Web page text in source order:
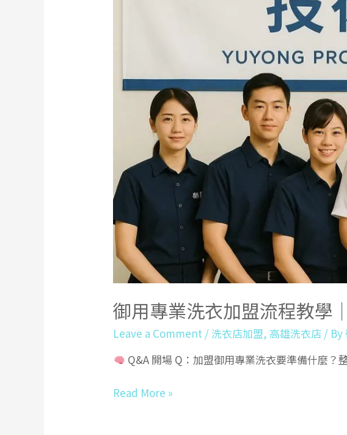
御用專業洗衣加盟流程教學
Leave a Comment /洗衣店加盟, 高雄洗衣店 / By
Q&A 開場 Q：加盟御用專業洗衣要準備什麼
御
Read More »